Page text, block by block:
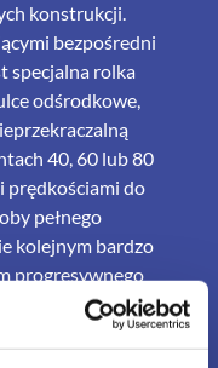
konstrukcji.
bezpośredni
specjalna rolka
odśrodkowe,
40, 60 lub 80
prędkościami do
pełnego
kolejnym bardzo
progresywnego
na ustawieniu
lądowania bramki